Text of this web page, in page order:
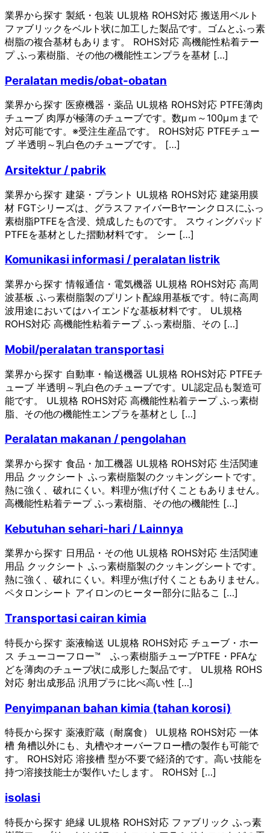
業界から探す 製紙・包装 UL規格 ROHS対応 搬送用ベルト
ファブリックをベルト状に加工した製品です。ゴムとふっ素
樹脂の複合基材もあります。 ROHS対応 高機能性粘着テー
プ ふっ素樹脂、その他の機能性エンプラを基材 […]
Peralatan medis/obat-obatan
業界から探す 医療機器・薬品 UL規格 ROHS対応 PTFE薄肉
チューブ 肉厚が極薄のチューブです。数μｍ～100μｍまで
対応可能です。※受注生産品です。 ROHS対応 PTFEチュー
ブ 半透明～乳白色のチューブです。 […]
Arsitektur / pabrik
業界から探す 建築・プラント UL規格 ROHS対応 建築用膜
材 FGTシリーズは、グラスファイバーBヤーンクロスにふっ
素樹脂PTFEを含浸、焼成したものです。 スウィングパッド
PTFEを基材とした摺動材料です。 シー […]
Komunikasi informasi / peralatan listrik
業界から探す 情報通信・電気機器 UL規格 ROHS対応 高周
波基板 ふっ素樹脂製のプリント配線用基板です。特に高周
波用途においてはハイエンドな基板材料です。 UL規格
ROHS対応 高機能性粘着テープ ふっ素樹脂、その […]
Mobil/peralatan transportasi
業界から探す 自動車・輸送機器 UL規格 ROHS対応 PTFEチ
ューブ 半透明～乳白色のチューブです。UL認定品も製造可
能です。 UL規格 ROHS対応 高機能性粘着テープ ふっ素樹
脂、その他の機能性エンプラを基材とし […]
Peralatan makanan / pengolahan
業界から探す 食品・加工機器 UL規格 ROHS対応 生活関連
用品 クックシート ふっ素樹脂製のクッキングシートです。
熱に強く、破れにくい。料理が焦げ付くこともありません。
高機能性粘着テープ ふっ素樹脂、その他の機能性 […]
Kebutuhan sehari-hari / Lainnya
業界から探す 日用品・その他 UL規格 ROHS対応 生活関連
用品 クックシート ふっ素樹脂製のクッキングシートです。
熱に強く、破れにくい。料理が焦げ付くこともありません。
ペタロンシート アイロンのヒーター部分に貼るこ […]
Transportasi cairan kimia
特長から探す 薬液輸送 UL規格 ROHS対応 チューブ・ホー
ス チューコーフロー™ ふっ素樹脂チューブPTFE・PFAな
どを薄肉のチューブ状に成形した製品です。 UL規格 ROHS
対応 射出成形品 汎用プラに比べ高い性 […]
Penyimpanan bahan kimia (tahan korosi)
特長から探す 薬液貯蔵（耐腐食） UL規格 ROHS対応 一体
槽 角槽以外にも、丸槽やオーバーフロー槽の製作も可能で
す。 ROHS対応 溶接槽 型が不要で経済的です。高い技能を
持つ溶接技能士が製作いたします。 ROHS対 […]
isolasi
特長から探す 絶縁 UL規格 ROHS対応 ファブリック ふっ素